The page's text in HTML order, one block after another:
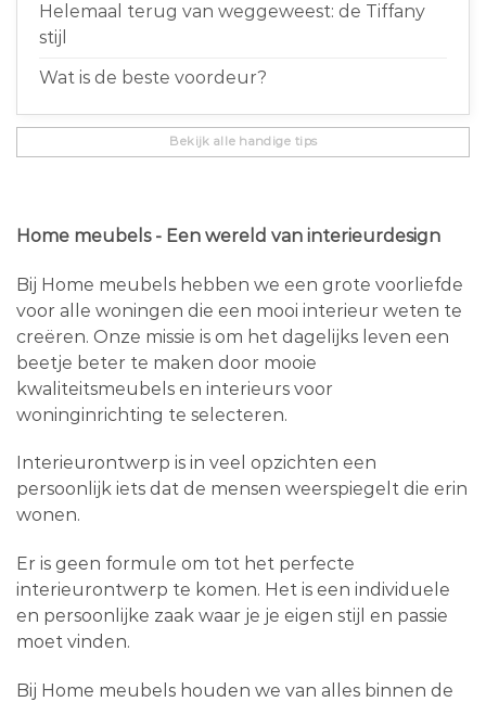
Helemaal terug van weggeweest: de Tiffany
stijl
Wat is de beste voordeur?
Bekijk alle handige tips
Home meubels - Een wereld van interieurdesign
Bij Home meubels hebben we een grote voorliefde
voor alle woningen die een mooi interieur weten te
creëren. Onze missie is om het dagelijks leven een
beetje beter te maken door mooie
kwaliteitsmeubels en interieurs voor
woninginrichting te selecteren.
Interieurontwerp is in veel opzichten een
persoonlijk iets dat de mensen weerspiegelt die erin
wonen.
Er is geen formule om tot het perfecte
interieurontwerp te komen. Het is een individuele
en persoonlijke zaak waar je je eigen stijl en passie
moet vinden.
Bij Home meubels houden we van alles binnen de